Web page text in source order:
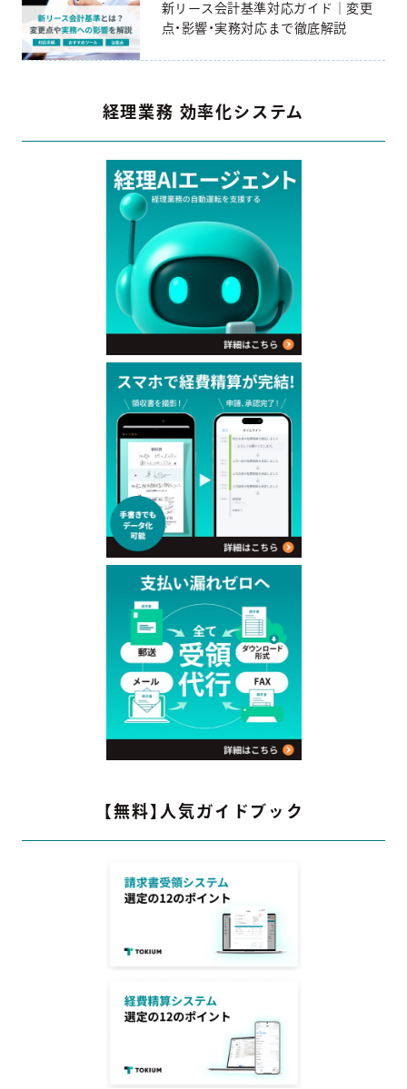
新リース会計基準対応ガイド｜変更
点・影響・実務対応まで徹底解説
経理業務 効率化システム
【無料】人気ガイドブック